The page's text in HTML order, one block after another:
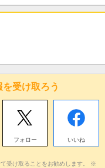
受け取ろう
フォロー いいね
受け取ることをお勧めします。 ※